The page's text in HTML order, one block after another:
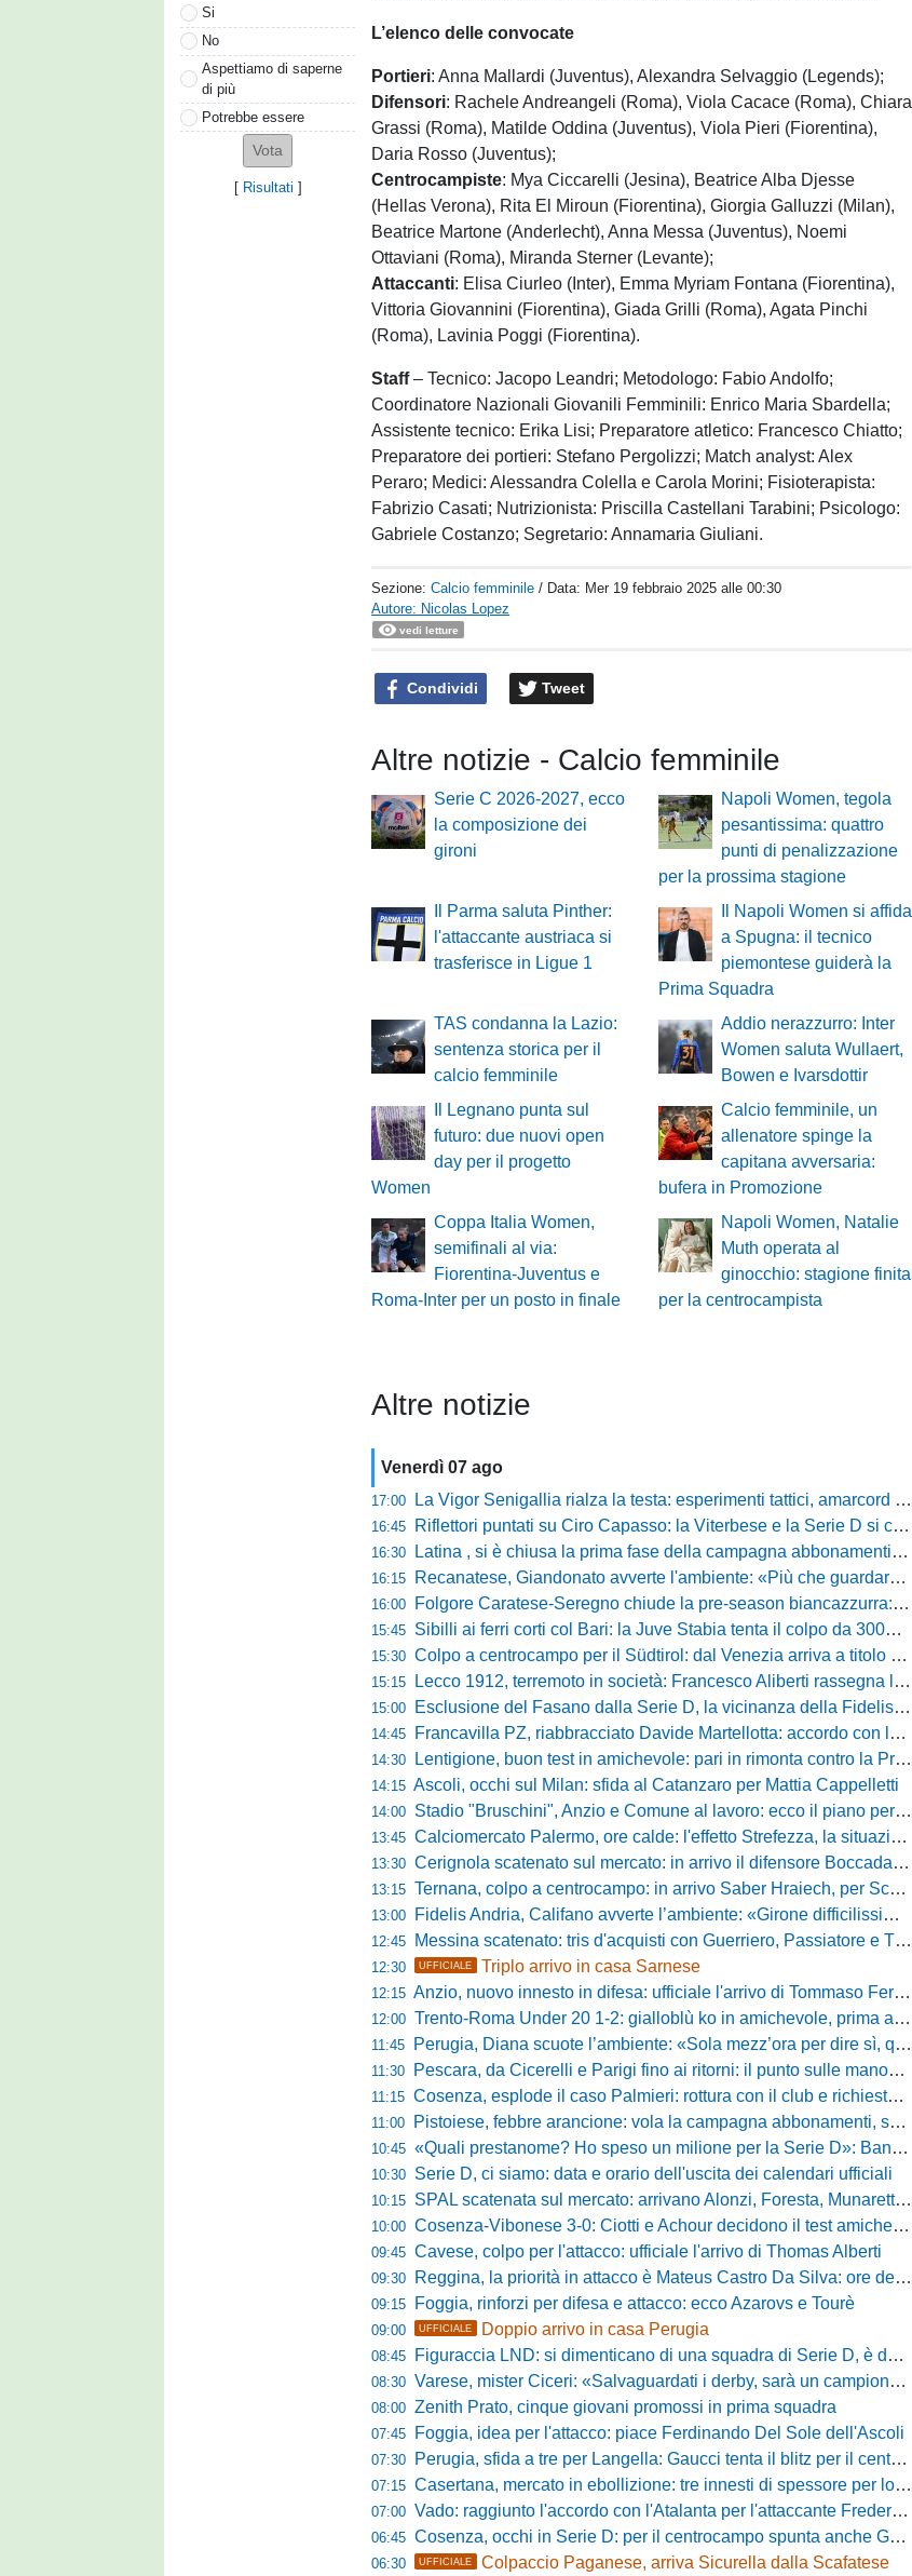
Si
No
Aspettiamo di saperne
di più
Potrebbe essere
[ Risultati ]
L’elenco delle convocate
Portieri: Anna Mallardi (Juventus), Alexandra Selvaggio (Legends);
Difensori: Rachele Andreangeli (Roma), Viola Cacace (Roma), Chiara
Grassi (Roma), Matilde Oddina (Juventus), Viola Pieri (Fiorentina),
Daria Rosso (Juventus);
Centrocampiste: Mya Ciccarelli (Jesina), Beatrice Alba Djesse
(Hellas Verona), Rita El Miroun (Fiorentina), Giorgia Galluzzi (Milan),
Beatrice Martone (Anderlecht), Anna Messa (Juventus), Noemi
Ottaviani (Roma), Miranda Sterner (Levante);
Attaccanti: Elisa Ciurleo (Inter), Emma Myriam Fontana (Fiorentina),
Vittoria Giovannini (Fiorentina), Giada Grilli (Roma), Agata Pinchi
(Roma), Lavinia Poggi (Fiorentina).
Staff– Tecnico: Jacopo Leandri; Metodologo: Fabio Andolfo;
Coordinatore Nazionali Giovanili Femminili: Enrico Maria Sbardella;
Assistente tecnico: Erika Lisi; Preparatore atletico: Francesco Chiatto;
Preparatore dei portieri: Stefano Pergolizzi; Match analyst: Alex
Peraro; Medici: Alessandra Colella e Carola Morini; Fisioterapista:
Fabrizio Casati; Nutrizionista: Priscilla Castellani Tarabini; Psicologo:
Gabriele Costanzo; Segretario: Annamaria Giuliani.
Sezione:Calcio femminile / Data: Mer 19 febbraio 2025 alle 00:30
Autore: Nicolas Lopez
vedi letture
Condividi Tweet
Altre notizie - Calcio femminile
Serie C 2026-2027, ecco
la composizione dei
gironi
Napoli Women, tegola
pesantissima: quattro
punti di penalizzazione
per la prossima stagione
Il Parma saluta Pinther:
l'attaccante austriaca si
trasferisce in Ligue 1
Il Napoli Women si affida
a Spugna: il tecnico
piemontese guiderà la
Prima Squadra
TAS condanna la Lazio:
sentenza storica per il
calcio femminile
Addio nerazzurro: Inter
Women saluta Wullaert,
Bowen e Ivarsdottir
Il Legnano punta sul
futuro: due nuovi open
day per il progetto
Women
Calcio femminile, un
allenatore spinge la
capitana avversaria:
bufera in Promozione
Coppa Italia Women,
semifinali al via:
Fiorentina-Juventus e
Roma-Inter per un posto in finale
Napoli Women, Natalie
Muth operata al
ginocchio: stagione finita
per la centrocampista
Altre notizie
Venerdì 07 ago
17:00 La Vigor Senigallia rialza la testa: esperimenti tattici, amarcord e lo sguardo al Rimini
16:45 Riflettori puntati su Ciro Capasso: la Viterbese e la Serie D si contendono l'esterno ex Fiorentina
16:30 Latina , si è chiusa la prima fase della campagna abbonamenti: circa 400 tessere rinnovate in prelazione
16:15 Recanatese, Giandonato avverte l'ambiente: «Più che guardare chi avremo di fronte, mi interessa vedere la mia squadra migliorare giorno dopo giorno»
16:00 Folgore Caratese-Seregno chiude la pre-season biancazzurra: info e dove vedere il match
15:45 Sibilli ai ferri corti col Bari: la Juve Stabia tenta il colpo da 300mila euro
15:30 Colpo a centrocampo per il Südtirol: dal Venezia arriva a titolo definitivo Bjarki Bjarkason
15:15 Lecco 1912, terremoto in società: Francesco Aliberti rassegna le dimissioni da tutte le cariche
15:00 Esclusione del Fasano dalla Serie D, la vicinanza della Fidelis Andria e le parole del presidente Vallarella
14:45 Francavilla PZ, riabbracciato Davide Martellotta: accordo con la Folgore Caratese per il ritorno in prestito
14:30 Lentigione, buon test in amichevole: pari in rimonta contro la Primavera del Sassuolo
14:15 Ascoli, occhi sul Milan: sfida al Catanzaro per Mattia Cappelletti
14:00 Stadio "Bruschini", Anzio e Comune al lavoro: ecco il piano per far rientrare i tifosi
13:45 Calciomercato Palermo, ore calde: l'effetto Strefezza, la situazione Segre e i nomi per l'attacco
13:30 Cerignola scatenato sul mercato: in arrivo il difensore Boccadamo a titolo temporaneo
13:15 Ternana, colpo a centrocampo: in arrivo Saber Hraiech, per Scappini si attende l'accordo
13:00 Fidelis Andria, Califano avverte l’ambiente: «Girone difficilissimo, affascinante e bellissimo: non prometto risultati»
12:45 Messina scatenato: tris d'acquisti con Guerriero, Passiatore e Theodore
12:30 UFFICIALE Triplo arrivo in casa Sarnese
12:15 Anzio, nuovo innesto in difesa: ufficiale l'arrivo di Tommaso Ferraro
12:00 Trento-Roma Under 20 1-2: gialloblù ko in amichevole, prima apparizione per Caia
11:45 Perugia, Diana scuote l’ambiente: «Sola mezz’ora per dire sì, qui per costruire una squadra da livello»
11:30 Pescara, da Cicerelli e Parigi fino ai ritorni: il punto sulle manovre del Delfino
11:15 Cosenza, esplode il caso Palmieri: rottura con il club e richiesta di cessione
11:00 Pistoiese, febbre arancione: vola la campagna abbonamenti, superata quota 750 tessere
10:45 «Quali prestanome? Ho speso un milione per la Serie D»: Bandecchi rompe il silenzio sul futuro della Ternana
10:30 Serie D, ci siamo: data e orario dell'uscita dei calendari ufficiali
10:15 SPAL scatenata sul mercato: arrivano Alonzi, Foresta, Munaretto e Tobia
10:00 Cosenza-Vibonese 3-0: Ciotti e Achour decidono il test amichevole di Lorica
09:45 Cavese, colpo per l'attacco: ufficiale l'arrivo di Thomas Alberti
09:30 Reggina, la priorità in attacco è Mateus Castro Da Silva: ore decisive per la fumata bianca
09:15 Foggia, rinforzi per difesa e attacco: ecco Azarovs e Tourè
09:00 UFFICIALE Doppio arrivo in casa Perugia
08:45 Figuraccia LND: si dimenticano di una squadra di Serie D, è da rifare il programma Coppa Italia
08:30 Varese, mister Ciceri: «Salvaguardati i derby, sarà un campionato avvincente»
08:00 Zenith Prato, cinque giovani promossi in prima squadra
07:45 Foggia, idea per l'attacco: piace Ferdinando Del Sole dell'Ascoli
07:30 Perugia, sfida a tre per Langella: Gaucci tenta il blitz per il centrocampista del Cosenza
07:15 Casertana, mercato in ebollizione: tre innesti di spessore per lo scacchiere di Vinicio Espinal
07:00 Vado: raggiunto l'accordo con l'Atalanta per l'attaccante Frederick Samuel Ndongue
06:45 Cosenza, occhi in Serie D: per il centrocampo spunta anche Gerardo Di Gilio
06:30 UFFICIALE Colpaccio Paganese, arriva Sicurella dalla Scafatese